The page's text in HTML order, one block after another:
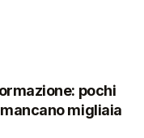
pochi
migliaia